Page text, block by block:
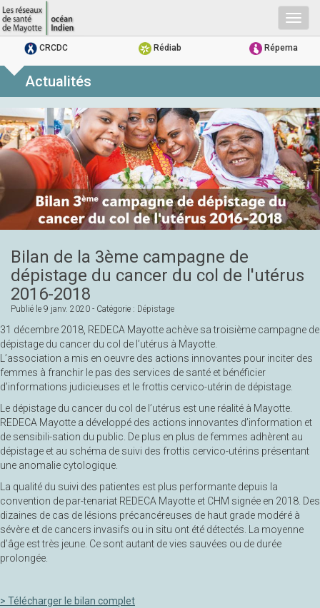
CRCDC Rédiab Répema
Actualités
Bilan de la 3ème campagne de
dépistage du cancer du col de l'utérus
2016-2018
Publié le 9 janv. 2020 - Catégorie : Dépistage
31 décembre 2018, REDECA Mayotte achève sa troisième campagne de
dépistage du cancer du col de l’utérus à Mayotte.
L’association a mis en oeuvre des actions innovantes pour inciter des
femmes à franchir le pas des services de santé et bénéficier
d’informations judicieuses et le frottis cervico-utérin de dépistage.
Le dépistage du cancer du col de l’utérus est une réalité à Mayotte.
REDECA Mayotte a développé des actions innovantes d’information et
de sensibili-sation du public. De plus en plus de femmes adhèrent au
dépistage et au schéma de suivi des frottis cervico-utérins présentant
une anomalie cytologique.
La qualité du suivi des patientes est plus performante depuis la
convention de par-tenariat REDECA Mayotte et CHM signée en 2018. Des
dizaines de cas de lésions précancéreuses de haut grade modéré à
sévère et de cancers invasifs ou in situ ont été détectés. La moyenne
d’âge est très jeune. Ce sont autant de vies sauvées ou de durée
prolongée.
> Télécharger le bilan complet